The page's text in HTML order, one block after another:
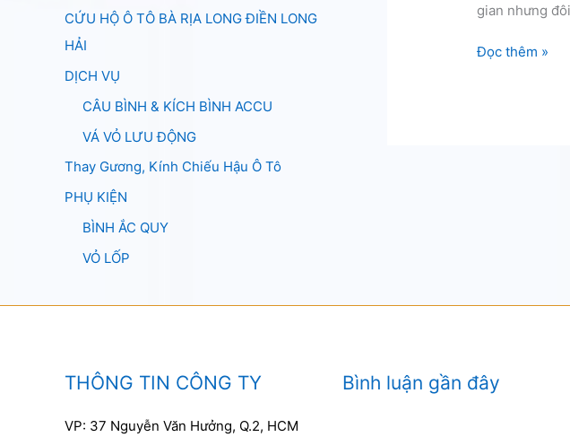
CỨU HỘ Ô TÔ BÀ RỊA LONG ĐIỀN LONG
HẢI
DỊCH VỤ
CÂU BÌNH & KÍCH BÌNH ACCU
VÁ VỎ LƯU ĐỘNG
Thay Gương, Kính Chiếu Hậu Ô Tô
PHỤ KIỆN
BÌNH ẮC QUY
VỎ LỐP
gian nhưng
Thay
Đọc thêm »
THÔNG TIN CÔNG TY
VP: 37 Nguyễn Văn Hưởng, Q.2, HCM
Bình luận gần đây